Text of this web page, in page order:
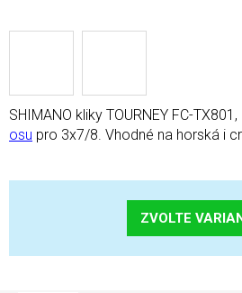
SHIMANO kliky TOURNEY FC-TX801,
osu pro 3x7/8. Vhodné na horská i
ZVOLTE